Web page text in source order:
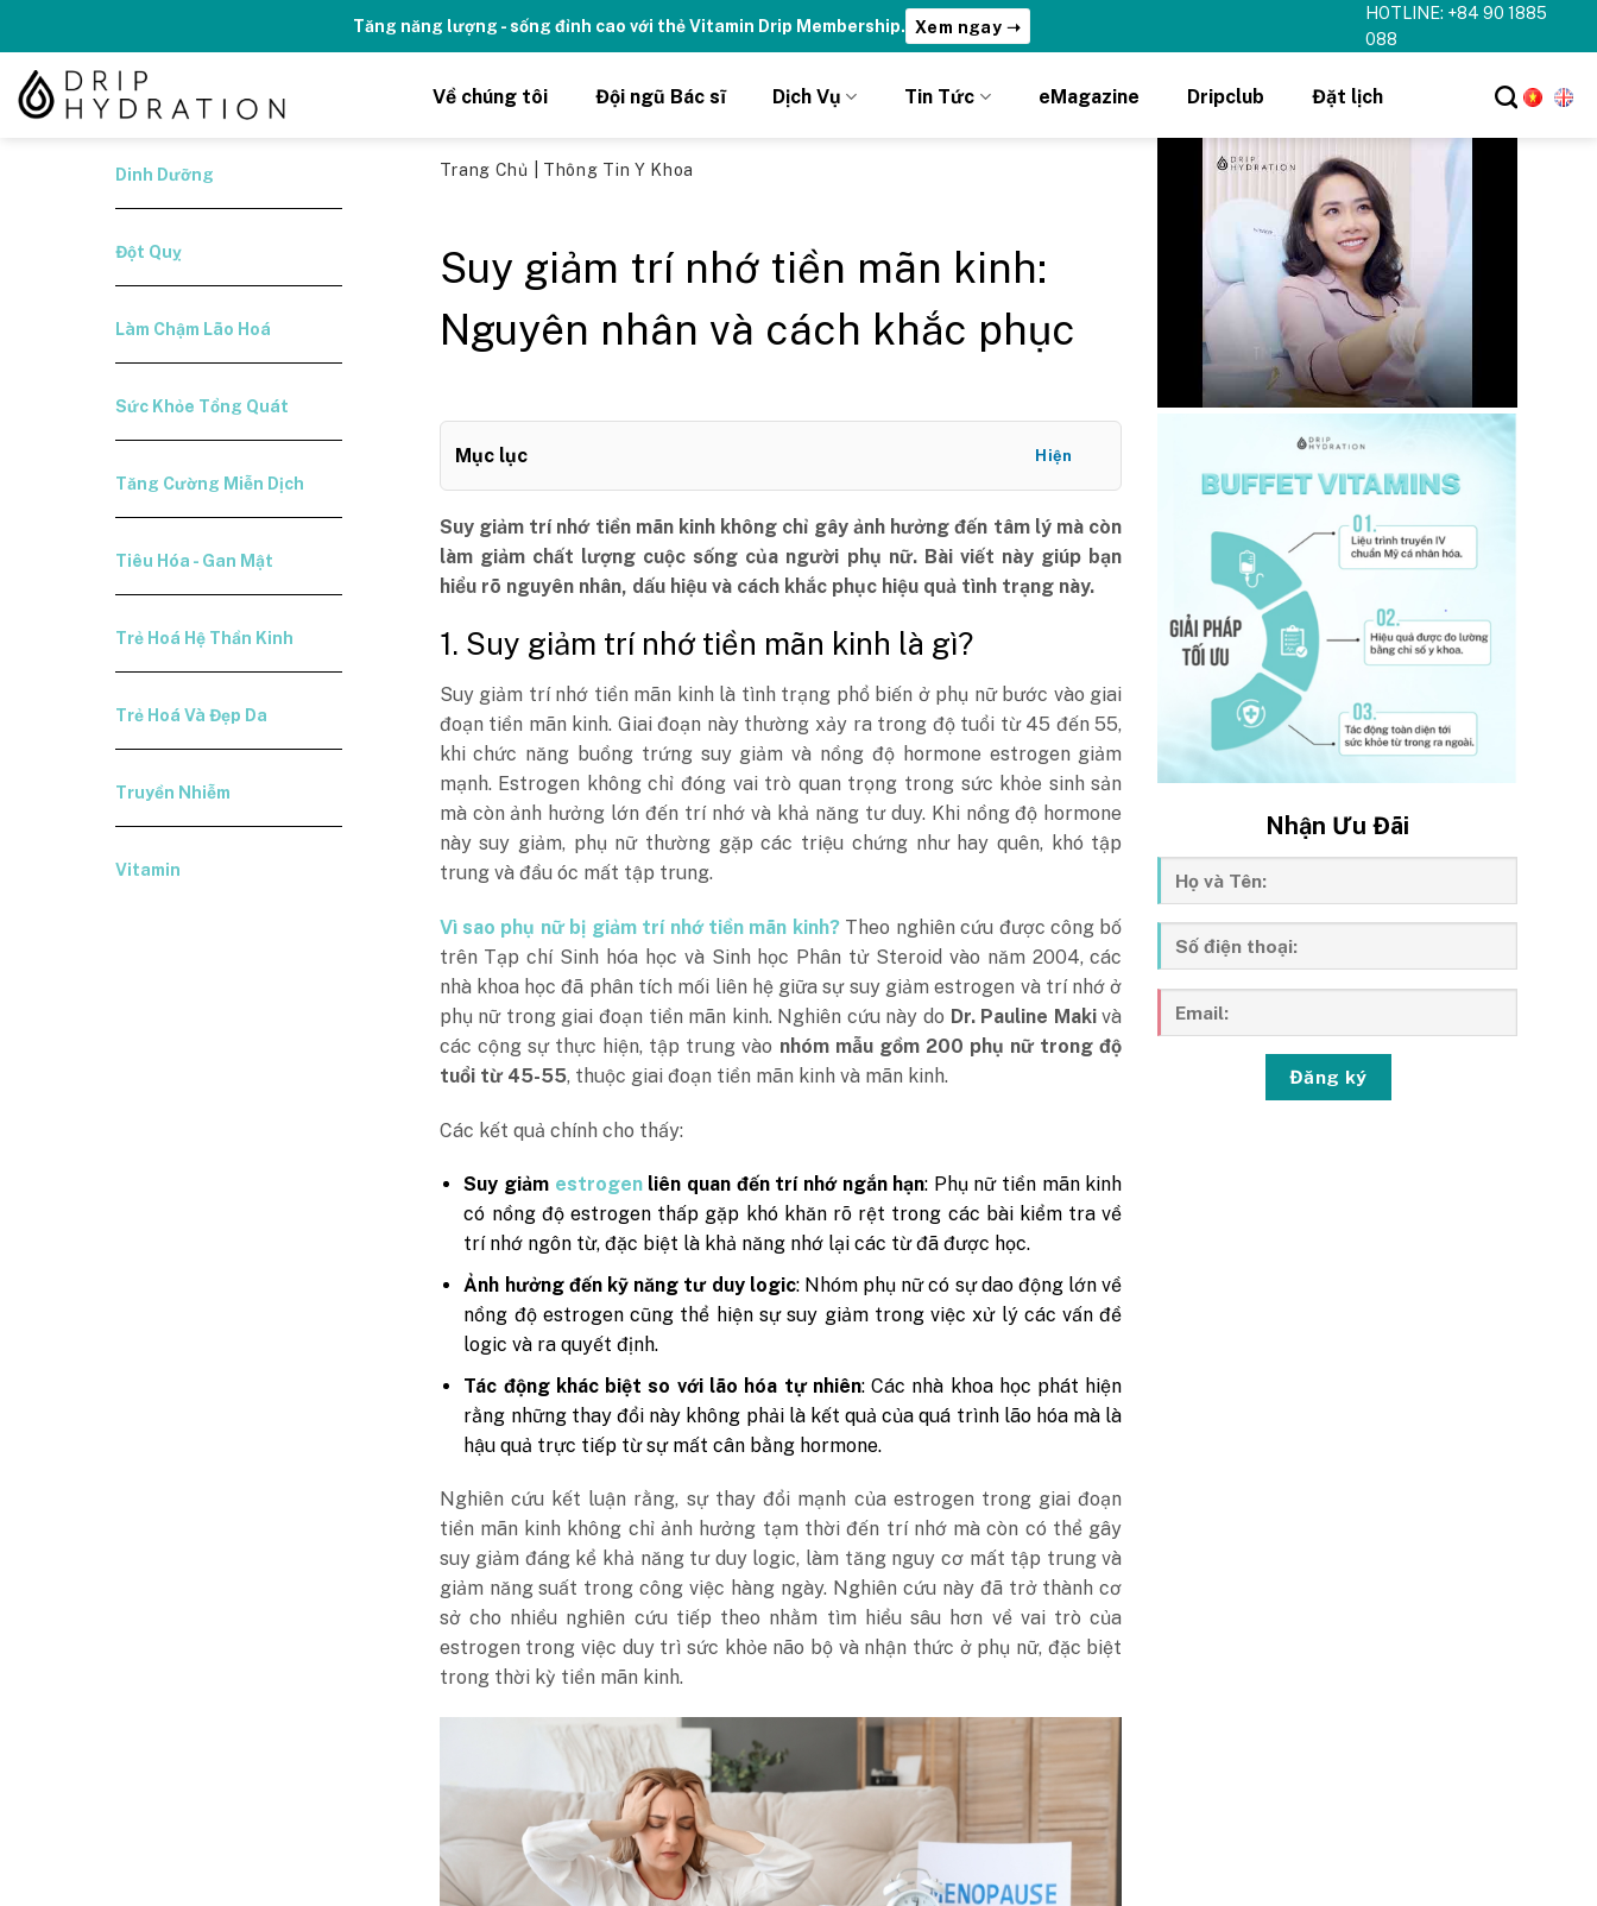
content
Kỉ niệm 10 năm Thương hiệu Drip Hydrations | Nhận ưu đãi chỉ DÀNH RIÊNG cho Member DripClub!
HOTLINE: +84 90 1885
088
Về chúng tôi Đội ngũ Bác sĩ Dịch Vụ Tin Tức eMagazine Dripclub Đặt lịch
Dinh Dưỡng
Đột Quỵ
Làm Chậm Lão Hoá
Sức Khỏe Tổng Quát
Tăng Cường Miễn Dịch
Tiêu Hóa - Gan Mật
Trẻ Hoá Hệ Thần Kinh
Trẻ Hoá Và Đẹp Da
Truyền Nhiễm
Vitamin
Trang Chủ Thông Tin Y Khoa
Suy giảm trí nhớ tiền mãn kinh:
Nguyên nhân và cách khắc phục
Mục lục Hiện
Suy giảm trí nhớ tiền mãn kinh không chỉ gây ảnh hưởng đến tâm lý mà còn
làm giảm chất lượng cuộc sống của người phụ nữ. Bài viết này giúp bạn
hiểu rõ nguyên nhân, dấu hiệu và cách khắc phục hiệu quả tình trạng này.
1. Suy giảm trí nhớ tiền mãn kinh là gì?
Suy giảm trí nhớ tiền mãn kinh là tình trạng phổ biến ở phụ nữ bước vào giai
đoạn tiền mãn kinh. Giai đoạn này thường xảy ra trong độ tuổi từ 45 đến 55,
khi chức năng buồng trứng suy giảm và nồng độ hormone estrogen giảm
mạnh. Estrogen không chỉ đóng vai trò quan trọng trong sức khỏe sinh sản
mà còn ảnh hưởng lớn đến trí nhớ và khả năng tư duy. Khi nồng độ hormone
này suy giảm, phụ nữ thường gặp các triệu chứng như hay quên, khó tập
trung và đầu óc mất tập trung.
Vì sao phụ nữ bị giảm trí nhớ tiền mãn kinh?Theo nghiên cứu được công bố
trên Tạp chí Sinh hóa học và Sinh học Phân tử Steroid vào năm 2004, các
nhà khoa học đã phân tích mối liên hệ giữa sự suy giảm estrogen và trí nhớ ở
phụ nữ trong giai đoạn tiền mãn kinh. Nghiên cứu này do Dr. Pauline Makivà
các cộng sự thực hiện, tập trung vào nhóm mẫu gồm 200 phụ nữ trong độ
tuổi từ 45-55, thuộc giai đoạn tiền mãn kinh và mãn kinh.
Các kết quả chính cho thấy:
Suy giảm estrogenliên quan đến trí nhớ ngắn hạn: Phụ nữ tiền mãn kinh
có nồng độ estrogen thấp gặp khó khăn rõ rệt trong các bài kiểm tra về
trí nhớ ngôn từ, đặc biệt là khả năng nhớ lại các từ đã được học.
Ảnh hưởng đến kỹ năng tư duy logic: Nhóm phụ nữ có sự dao động lớn về
nồng độ estrogen cũng thể hiện sự suy giảm trong việc xử lý các vấn đề
logic và ra quyết định.
Tác động khác biệt so với lão hóa tự nhiên: Các nhà khoa học phát hiện
rằng những thay đổi này không phải là kết quả của quá trình lão hóa mà là
hậu quả trực tiếp từ sự mất cân bằng hormone.
Nghiên cứu kết luận rằng, sự thay đổi mạnh của estrogen trong giai đoạn
tiền mãn kinh không chỉ ảnh hưởng tạm thời đến trí nhớ mà còn có thể gây
suy giảm đáng kể khả năng tư duy logic, làm tăng nguy cơ mất tập trung và
giảm năng suất trong công việc hàng ngày. Nghiên cứu này đã trở thành cơ
sở cho nhiều nghiên cứu tiếp theo nhằm tìm hiểu sâu hơn về vai trò của
estrogen trong việc duy trì sức khỏe não bộ và nhận thức ở phụ nữ​, đặc biệt
trong thời kỳ tiền mãn kinh.
Nhận Ưu Đãi
Đăng ký